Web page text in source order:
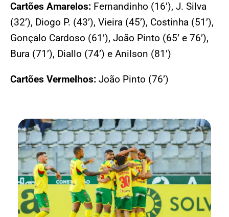
Cartões Amarelos: Fernandinho (16’), J. Silva
(32’), Diogo P. (43’), Vieira (45’), Costinha (51’),
Gonçalo Cardoso (61’), João Pinto (65’ e 76’),
Bura (71’), Diallo (74’) e Anilson (81’)
Cartões Vermelhos: João Pinto (76’)